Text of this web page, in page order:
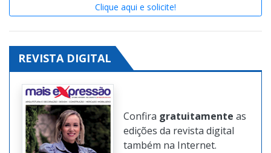
Clique aqui e solicite!
REVISTA DIGITAL
Confira gratuitamente as
edições da revista digital
também na Internet.